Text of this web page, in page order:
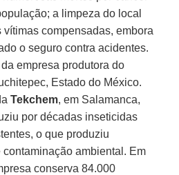
a limpeza do local
vítimas compensadas, embora
o seguro contra acidentes.
empresa produtora do
Estado do México.
Tekchem, em Salamanca,
por décadas inseticidas
o que produziu
ambiental. Em
conserva 84.000